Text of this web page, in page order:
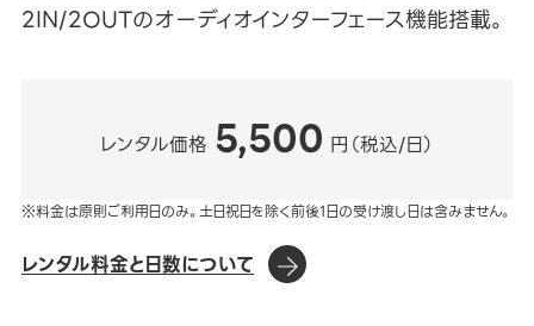
2IN/2OUTのオーディオインターフェース機能搭載。
レンタル価格 5,500 円（税込/日）
※料金は原則ご利用日のみ。土日祝日を除く前後1日の受け渡し日は含みません。
レンタル料金と日数について